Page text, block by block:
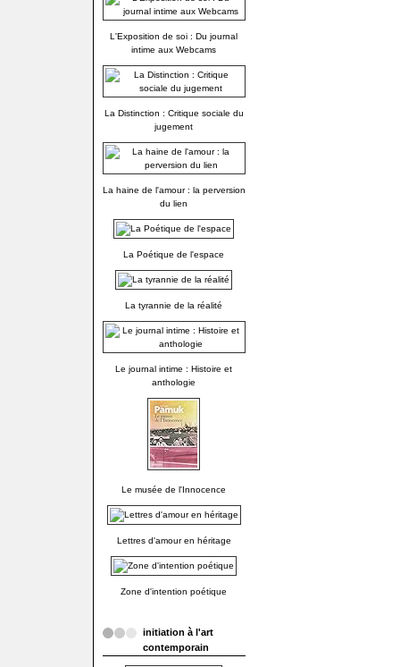
L'Exposition de soi : Du journal
intime aux Webcams
La Distinction : Critique sociale du
jugement
La haine de l'amour : la perversion
du lien
La Poétique de l'espace
La tyrannie de la réalité
Le journal intime : Histoire et
anthologie
Le musée de l'Innocence
Lettres d'amour en héritage
Zone d'intention poétique
initiation à l'art
contemporain